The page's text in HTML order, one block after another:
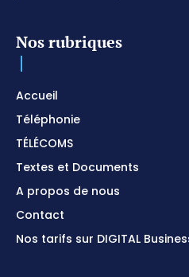
Nos rubriques
Accueil
Téléphonie
TÉLÉCOMS
Textes et Documents
A propos de nous
Contact
Nos tarifs sur DIGITAL